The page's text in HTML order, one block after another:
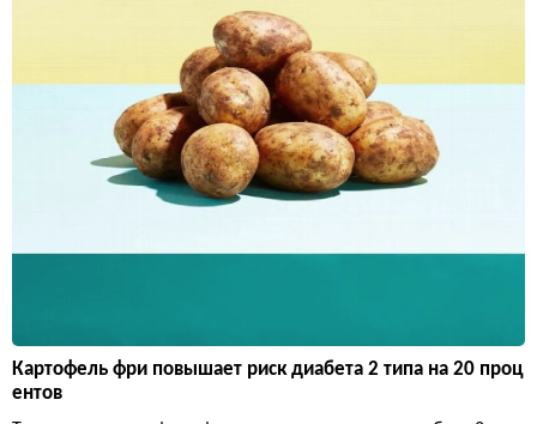
Картофель фри повышает риск диабета 2 типа на 20 проц
ентов